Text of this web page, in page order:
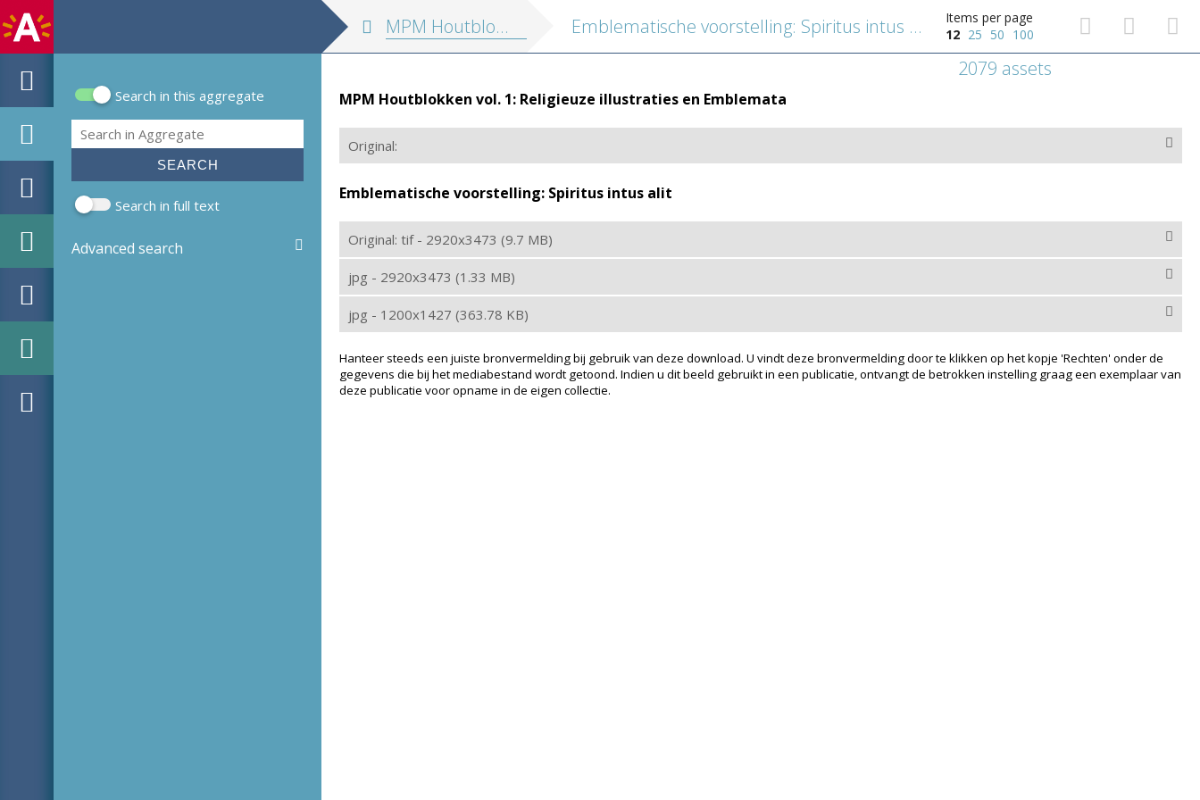
Search form
Search in this aggregate
Search
Search in full text
Advanced search
MPM Houtblokken vol. 1: Religieuze illustraties en Emblemata Emblematische voorstelling: Spiritus intus alit
Items per page
12 25 50 100
2079 assets
MPM Houtblokken vol. 1: Religieuze illustraties en Emblemata
Original:
Emblematische voorstelling: Spiritus intus alit
Original: tif - 2920x3473 (9.7 MB)
jpg - 2920x3473 (1.33 MB)
jpg - 1200x1427 (363.78 KB)
Hanteer steeds een juiste bronvermelding bij gebruik van deze download. U vindt deze bronvermelding door te klikken op het kopje 'Rechten' onder de
gegevens die bij het mediabestand wordt getoond. Indien u dit beeld gebruikt in een publicatie, ontvangt de betrokken instelling graag een exemplaar van
deze publicatie voor opname in de eigen collectie.